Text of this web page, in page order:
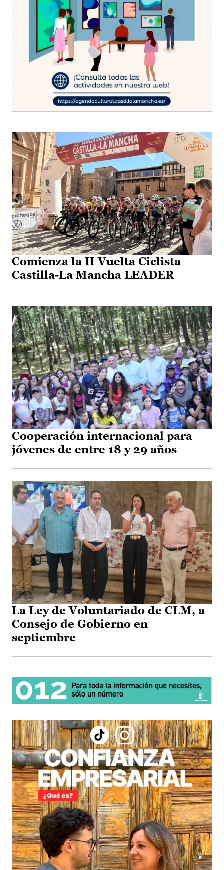
Comienza la II Vuelta Ciclista
Castilla-La Mancha LEADER
Cooperación internacional para
jóvenes de entre 18 y 29 años
La Ley de Voluntariado de CLM, a
Consejo de Gobierno en
septiembre